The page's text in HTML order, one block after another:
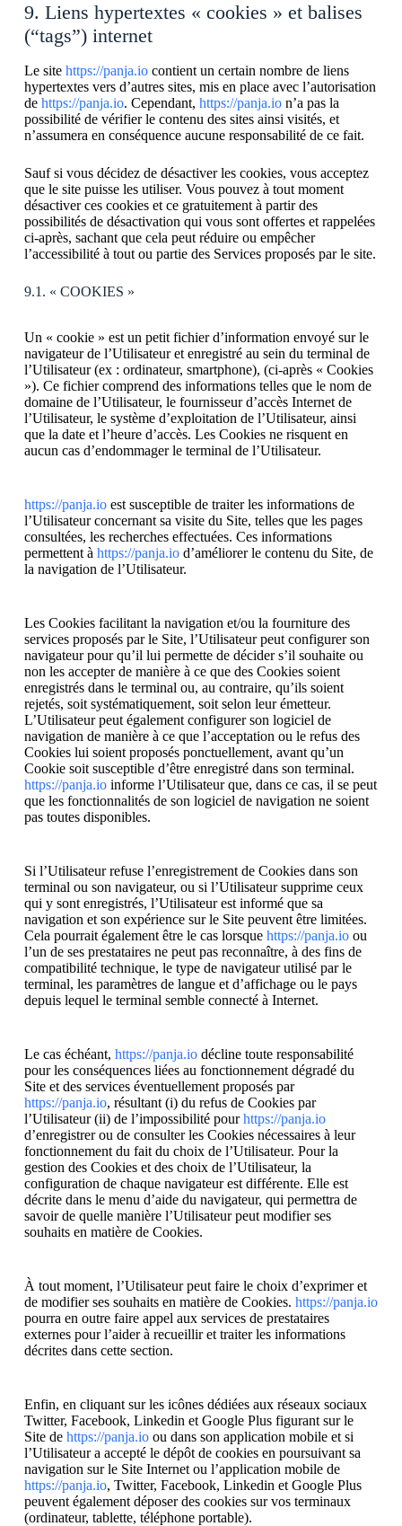
9. Liens hypertextes « cookies » et balises
(“tags”) internet
Le site https://panja.iocontient un certain nombre de liens
hypertextes vers d’autres sites, mis en place avec l’autorisation
de https://panja.io. Cependant, https://panja.ion’a pas la
possibilité de vérifier le contenu des sites ainsi visités, et
n’assumera en conséquence aucune responsabilité de ce fait.
Sauf si vous décidez de désactiver les cookies, vous acceptez
que le site puisse les utiliser. Vous pouvez à tout moment
désactiver ces cookies et ce gratuitement à partir des
possibilités de désactivation qui vous sont offertes et rappelées
ci-après, sachant que cela peut réduire ou empêcher
l’accessibilité à tout ou partie des Services proposés par le site.
9.1. « COOKIES »
Un « cookie » est un petit fichier d’information envoyé sur le
navigateur de l’Utilisateur et enregistré au sein du terminal de
l’Utilisateur (ex : ordinateur, smartphone), (ci-après « Cookies
»). Ce fichier comprend des informations telles que le nom de
domaine de l’Utilisateur, le fournisseur d’accès Internet de
l’Utilisateur, le système d’exploitation de l’Utilisateur, ainsi
que la date et l’heure d’accès. Les Cookies ne risquent en
aucun cas d’endommager le terminal de l’Utilisateur.
https://panja.ioest susceptible de traiter les informations de
l’Utilisateur concernant sa visite du Site, telles que les pages
consultées, les recherches effectuées. Ces informations
permettent à https://panja.iod’améliorer le contenu du Site, de
la navigation de l’Utilisateur.
Les Cookies facilitant la navigation et/ou la fourniture des
services proposés par le Site, l’Utilisateur peut configurer son
navigateur pour qu’il lui permette de décider s’il souhaite ou
non les accepter de manière à ce que des Cookies soient
enregistrés dans le terminal ou, au contraire, qu’ils soient
rejetés, soit systématiquement, soit selon leur émetteur.
L’Utilisateur peut également configurer son logiciel de
navigation de manière à ce que l’acceptation ou le refus des
Cookies lui soient proposés ponctuellement, avant qu’un
Cookie soit susceptible d’être enregistré dans son terminal.
https://panja.ioinforme l’Utilisateur que, dans ce cas, il se peut
que les fonctionnalités de son logiciel de navigation ne soient
pas toutes disponibles.
Si l’Utilisateur refuse l’enregistrement de Cookies dans son
terminal ou son navigateur, ou si l’Utilisateur supprime ceux
qui y sont enregistrés, l’Utilisateur est informé que sa
navigation et son expérience sur le Site peuvent être limitées.
Cela pourrait également être le cas lorsque https://panja.ioou
l’un de ses prestataires ne peut pas reconnaître, à des fins de
compatibilité technique, le type de navigateur utilisé par le
terminal, les paramètres de langue et d’affichage ou le pays
depuis lequel le terminal semble connecté à Internet.
Le cas échéant, https://panja.iodécline toute responsabilité
pour les conséquences liées au fonctionnement dégradé du
Site et des services éventuellement proposés par
https://panja.io, résultant (i) du refus de Cookies par
l’Utilisateur (ii) de l’impossibilité pourhttps://panja.io
d’enregistrer ou de consulter les Cookies nécessaires à leur
fonctionnement du fait du choix de l’Utilisateur. Pour la
gestion des Cookies et des choix de l’Utilisateur, la
configuration de chaque navigateur est différente. Elle est
décrite dans le menu d’aide du navigateur, qui permettra de
savoir de quelle manière l’Utilisateur peut modifier ses
souhaits en matière de Cookies.
À tout moment, l’Utilisateur peut faire le choix d’exprimer et
de modifier ses souhaits en matière de Cookies. https://panja.io
pourra en outre faire appel aux services de prestataires
externes pour l’aider à recueillir et traiter les informations
décrites dans cette section.
Enfin, en cliquant sur les icônes dédiées aux réseaux sociaux
Twitter, Facebook, Linkedin et Google Plus figurant sur le
Site de https://panja.ioou dans son application mobile et si
l’Utilisateur a accepté le dépôt de cookies en poursuivant sa
navigation sur le Site Internet ou l’application mobile de
https://panja.io, Twitter, Facebook, Linkedin et Google Plus
peuvent également déposer des cookies sur vos terminaux
(ordinateur, tablette, téléphone portable).